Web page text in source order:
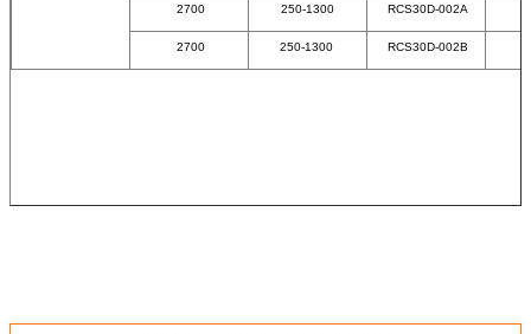
2700 250-1300 RCS30D-002A
2700 250-1300 RCS30D-002B